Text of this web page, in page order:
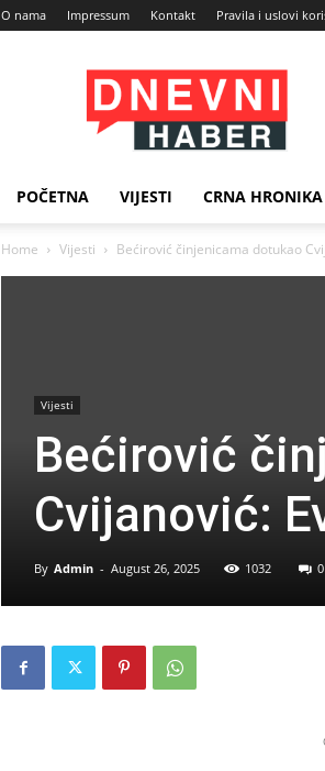
O nama Impressum Kontakt Pravila i uslovi
Dnevni
Haber
POČETNA VIJESTI CRNA HRONIKA
Home Vijesti Bećirović činjenicama dotukao
Vijesti
Bećirović
Cvijanović:
By Admin - August 26, 2025 1032 0